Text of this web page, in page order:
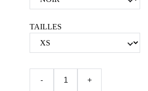
TAILLES
- +